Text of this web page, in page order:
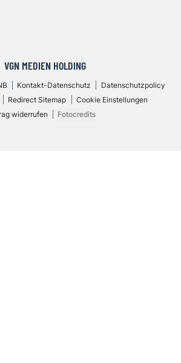
VGN MEDIEN HOLDING
Kontakt-Datenschutz
Datenschutzpolicy
Redirect Sitemap
Cookie Einstellungen
widerrufen
Fotocredits